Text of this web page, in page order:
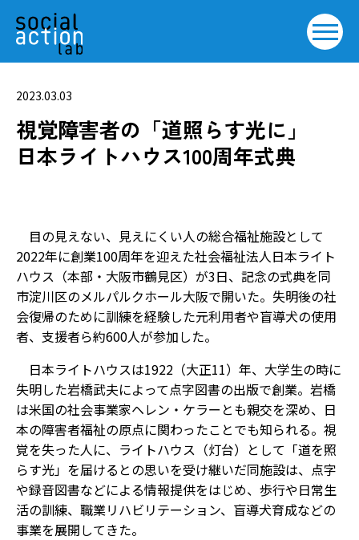
2023.03.03
視覚障害者の「道照らす光に」
日本ライトハウス100周年式典
目の見えない、見えにくい人の総合福祉施設として
2022年に創業100周年を迎えた社会福祉法人日本ライト
ハウス（本部・大阪市鶴見区）が3日、記念の式典を同
市淀川区のメルパルクホール大阪で開いた。失明後の社
会復帰のために訓練を経験した元利用者や盲導犬の使用
者、支援者ら約600人が参加した。
日本ライトハウスは1922（大正11）年、大学生の時に
失明した岩橋武夫によって点字図書の出版で創業。岩橋
は米国の社会事業家ヘレン・ケラーとも親交を深め、日
本の障害者福祉の原点に関わったことでも知られる。視
覚を失った人に、ライトハウス（灯台）として「道を照
らす光」を届けるとの思いを受け継いだ同施設は、点字
や録音図書などによる情報提供をはじめ、歩行や日常生
活の訓練、職業リハビリテーション、盲導犬育成などの
事業を展開してきた。